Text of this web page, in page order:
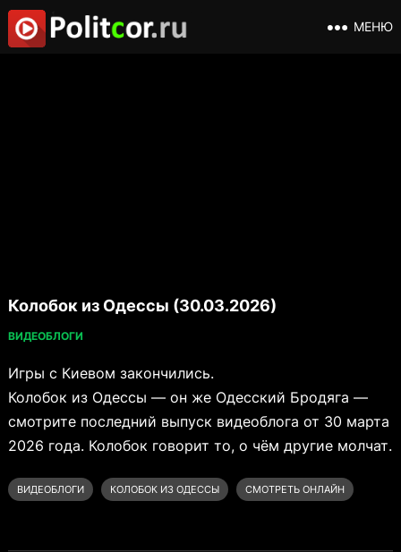
МЕНЮ
Колобок из Одессы (30.03.2026)
ВИДЕОБЛОГИ
Игры с Киевом закончились.
Колобок из Одессы — он же Одесский Бродяга —
смотрите последний выпуск видеоблога от 30 марта
2026 года. Колобок говорит то, о чём другие молчат.
ВИДЕОБЛОГИ КОЛОБОК ИЗ ОДЕССЫ СМОТРЕТЬ ОНЛАЙН